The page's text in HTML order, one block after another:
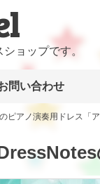
ョップです。
問い合わせ
ピアノ演奏用ドレス「